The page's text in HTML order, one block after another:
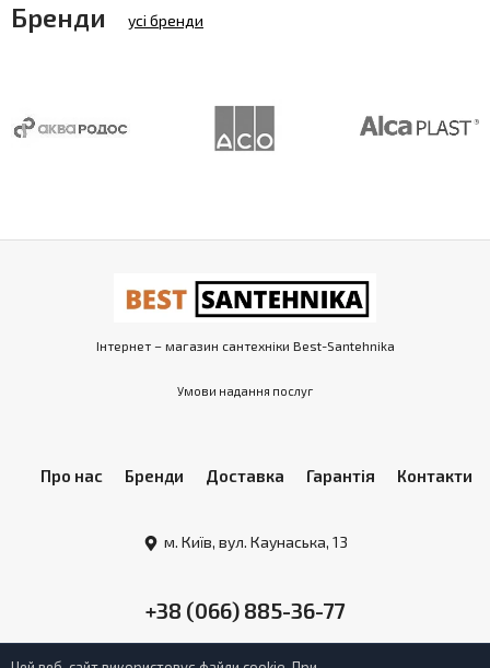
Бренди усі бренди
Інтернет – магазин сантехніки Best-Santehnika
Умови надання послуг
Про нас Бренди Доставка Гарантія Контакти
м. Київ, вул. Каунаська, 13
+38 (066) 885-36-77